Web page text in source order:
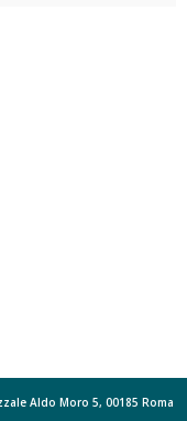
Aldo Moro 5, 00185 Roma